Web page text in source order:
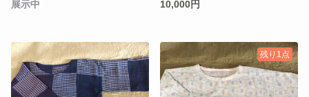
展示中
10,000円
残り1点